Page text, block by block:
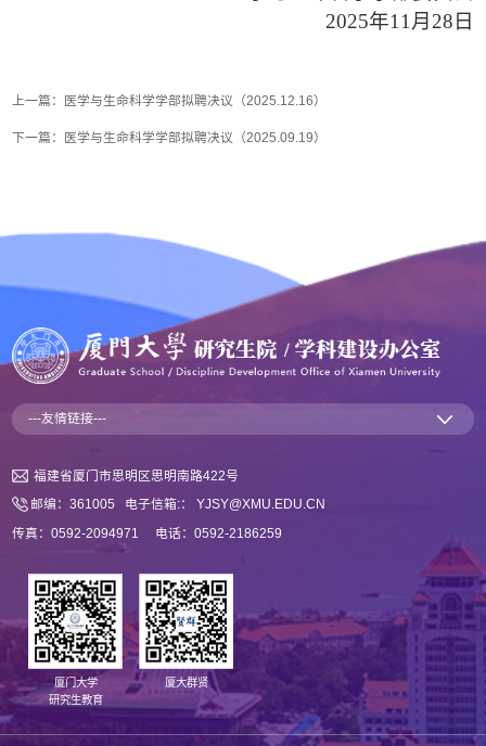
2025年11月28日
上一篇： 医学与生命科学学部拟聘决议（2025.12.16）
下一篇： 医学与生命科学学部拟聘决议（2025.09.19）
---友情链接---
福建省厦门市思明区思明南路422号
邮编：361005 电子信箱:： YJSY@XMU.EDU.CN
传真：0592-2094971 电话：0592-2186259
厦门大学
研究生教育
厦大群贤